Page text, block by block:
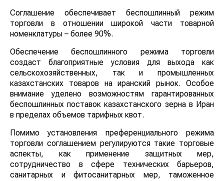
Соглашение обеспечивает беспошлинный режим
торговли в отношении широкой части товарной
номенклатуры – более 90%.
Обеспечение беспошлинного режима торговли
создаст благоприятные условия для выхода как
сельскохозяйственных, так и промышленных
казахстанских товаров на иранский рынок. Особое
внимание уделено возможностям гарантированных
беспошлинных поставок казахстанского зерна в Иран
в пределах объемов тарифных квот.
Помимо установления преференциального режима
торговли соглашением регулируются такие торговые
аспекты, как применение защитных мер,
сотрудничество в сфере технических барьеров,
санитарных и фитосанитарных мер, таможенное